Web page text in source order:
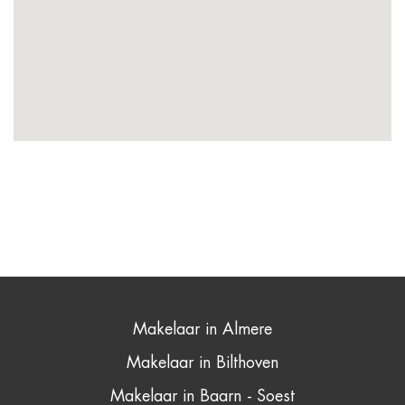
Makelaar in Almere
Makelaar in Bilthoven
Makelaar in Baarn - Soest